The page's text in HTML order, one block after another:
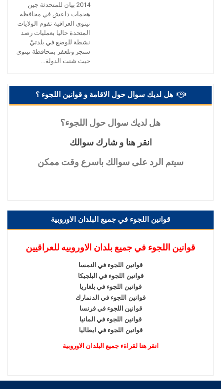
2014 بيان للمتحدثة جين
هجمات داعش في محافظة
نينوى العراقية تقوم الولايات
المتحدة حاليا بعمليات رصد
نشطة للوضع في بلدتيْ
سنجر وتلعفر بمحافظة نينوى
حيث شنت الدولة…
هل لديك سوال حول الاقامة و قوانين اللجوء ؟
هل لديك سوال حول اللجوء؟
انقر هنا و شارك سوالك
سيتم الرد على سوالك باسرع وقت ممكن
قوانين اللجوء في جميع البلدان الاوروبية
قوانين اللجوء في جميع بلدان الاوروبيه للعراقيين
قوانين اللجوء في النمسا
قوانين اللجوء في البلجيكا
قوانين اللجوء في بلغاريا
قوانين اللجوء في الدنمارك
قوانين اللجوء في فرنسا
قوانين اللجوء في المانيا
قوانين اللجوء في ايطاليا
انقر هنا لقراةء جميع البلدان الاوروبية